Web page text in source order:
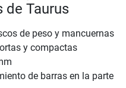
de Taurus
de peso y mancuernas
y compactas
de barras en la parte